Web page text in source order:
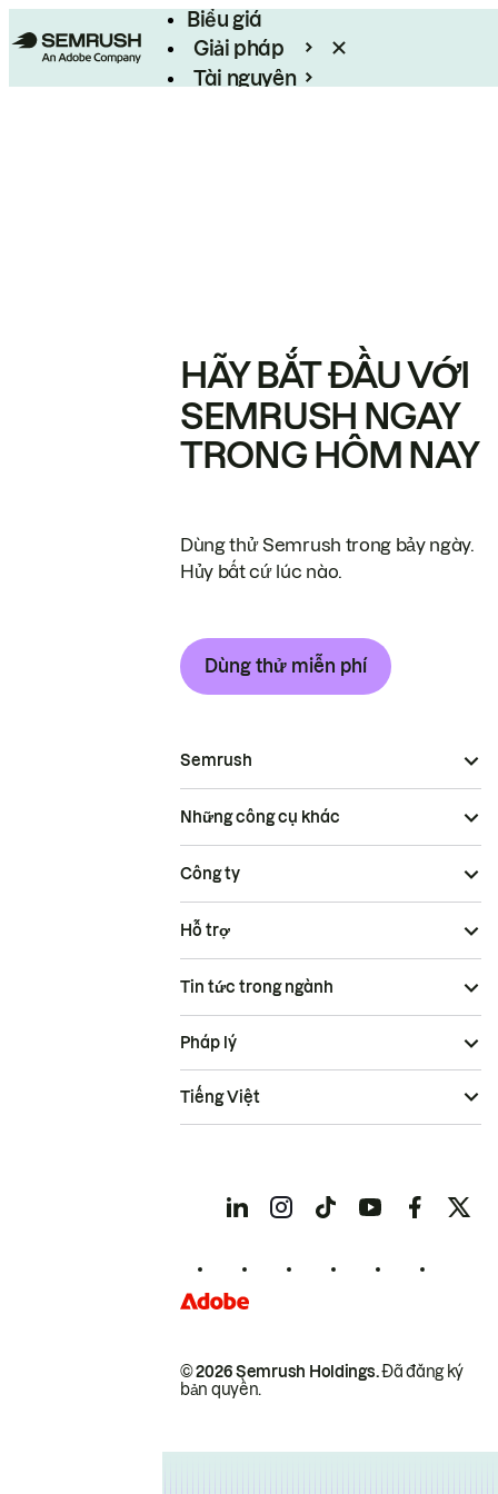
Biểu giá
Giải pháp
Tài nguyên
HÃY BẮT ĐẦU VỚI
SEMRUSH NGAY
TRONG HÔM NAY
Dùng thử Semrush trong bảy ngày.
Hủy bất cứ lúc nào.
Dùng thử miễn phí
Semrush
Những công cụ khác
Công ty
Hỗ trợ
Tin tức trong ngành
© 2026 Semrush Holdings.Đã đăng ký
bản quyền.
Pháp lý
Tiếng Việt